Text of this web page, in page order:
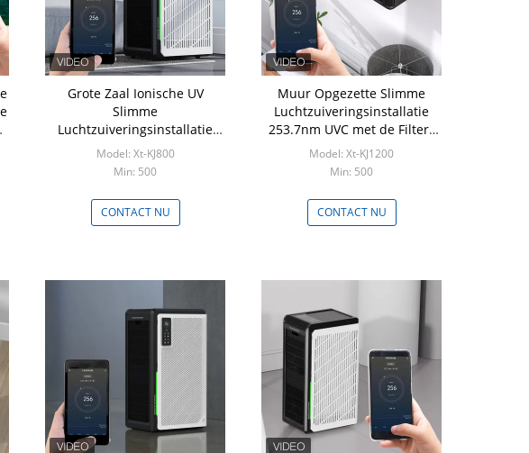
Grote Zaal Ionische UV
Slimme
Luchtzuiveringsinstallatie
240W met Bevochtiging
Model: Xt-KJ800
Min: 500
CONTACT NU
Muur Opgezette Slimme
Luchtzuiveringsinstallatie
253.7nm UVC met de Filters
van H13 Hepa
Model: Xt-KJ1200
Min: 500
CONTACT NU